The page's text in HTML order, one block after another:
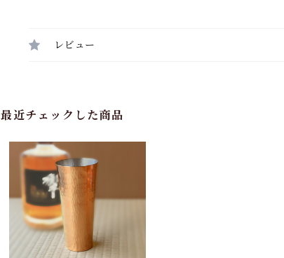
レビュー
最近チェックした商品